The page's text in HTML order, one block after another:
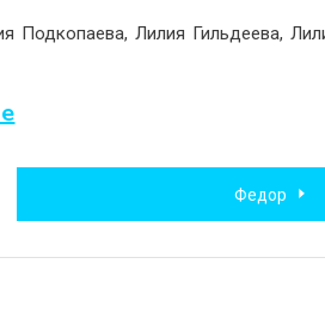
Подкопаева, Лилия Гильдеева,
Федор